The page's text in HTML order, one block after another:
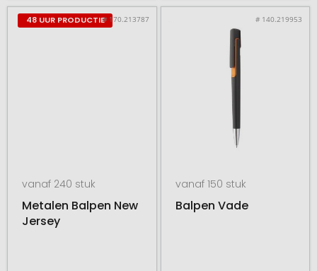
48 UUR PRODUCTIE# 170.213787
vanaf 240 stuk
Metalen Balpen New
Jersey
# 140.219953
vanaf 150 stuk
Balpen Vade